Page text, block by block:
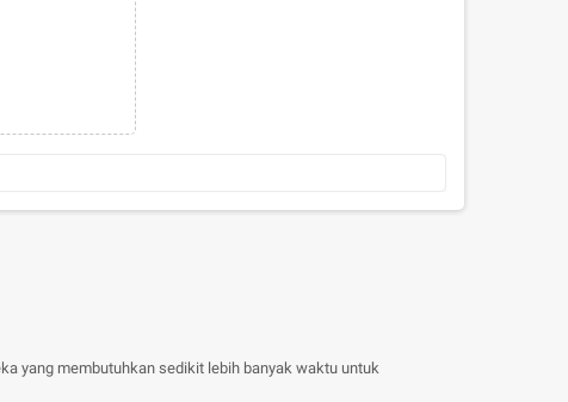
yang membutuhkan sedikit lebih banyak waktu untuk